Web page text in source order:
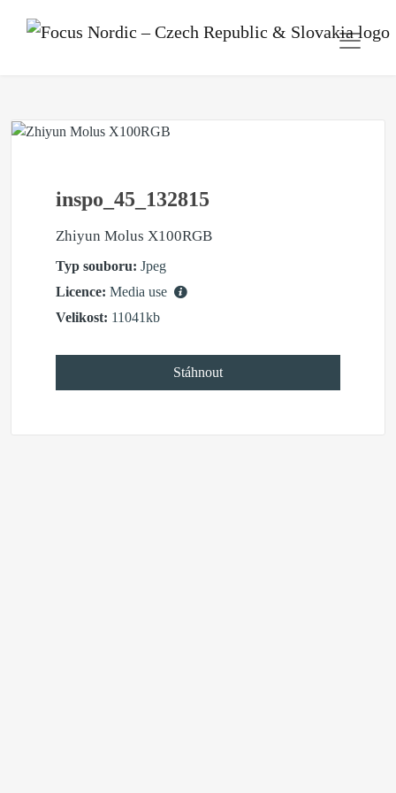
inspo_45_132815
Zhiyun Molus X100RGB
Typ souboru: Jpeg
Licence: Media use
Velikost: 11041kb
Stáhnout